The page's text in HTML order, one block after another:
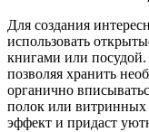
Для создания
использовать
книгами или посудой.
позволяя хранить
органично
полок или витринных
эффект и придаст